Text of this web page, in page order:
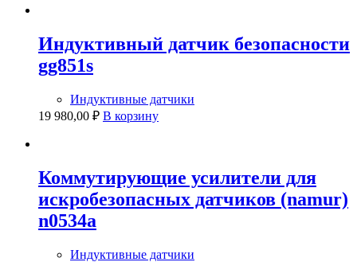
Индуктивный датчик безопасности
gg851s
Индуктивные датчики
19 980,00 ₽ В корзину
Коммутирующие усилители для
искробезопасных датчиков (namur)
n0534a
Индуктивные датчики